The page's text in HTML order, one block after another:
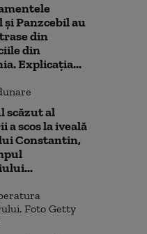
vijelii în
ANM a
țară al
răgaz, nu
și Panzcebil au
din
din
Explicația...
scăzut al
a scos la iveală
Constantin,